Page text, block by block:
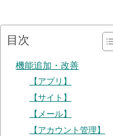
目次
機能追加・改善
【アプリ】
【サイト】
【メール】
【アカウント管理】